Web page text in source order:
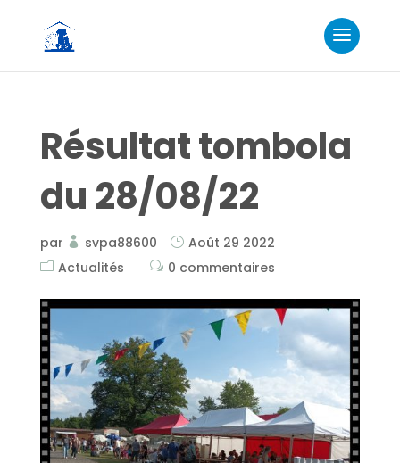
Résultat tombola
du 28/08/22
par svpa88600
Août 29 2022
Actualités
0 commentaires